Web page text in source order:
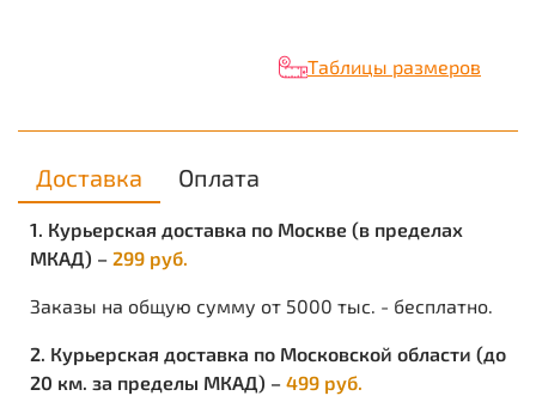
с 170-176 по 182-188
Объем: 0.0016
Таблицы размеров
Доставка Оплата
1. Курьерская доставка по Москве (в пределах
МКАД) – 299 руб.
Заказы на общую сумму от 5000 тыс. - бесплатно.
2. Курьерская доставка по Московской области (до
20 км. за пределы МКАД) – 499 руб.